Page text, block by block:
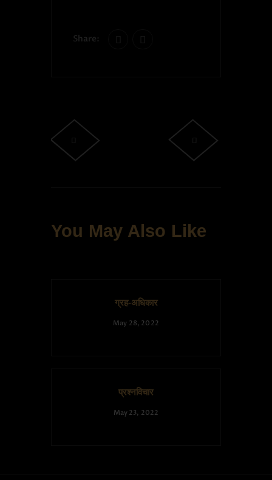
Share:
You May Also Like
ग्रह-अधिकार
May 28, 2022
प्रश्नविचार
May 23, 2022